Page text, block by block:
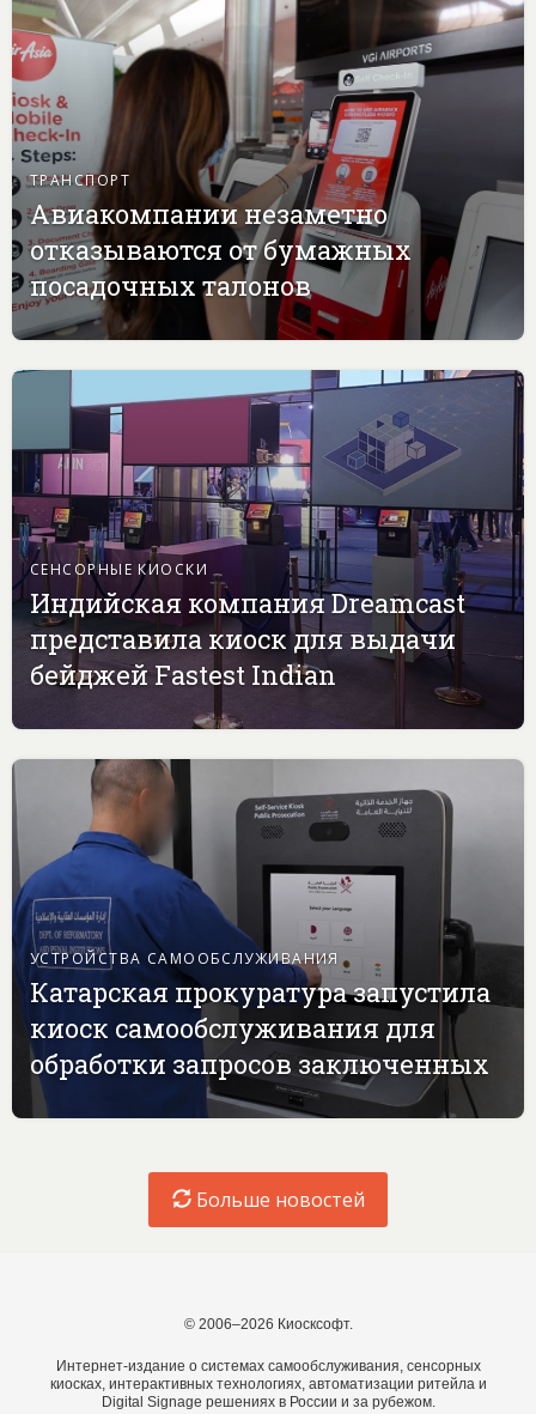
ТРАНСПОРТ
Авиакомпании незаметно
отказываются от бумажных
посадочных талонов
СЕНСОРНЫЕ КИОСКИ
Индийская компания Dreamcast
представила киоск для выдачи
бейджей Fastest Indian
УСТРОЙСТВА САМООБСЛУЖИВАНИЯ
Катарская прокуратура запустила
киоск самообслуживания для
обработки запросов заключенных
Больше новостей
© 2006–2026 Киосксофт.
Интернет-издание о системах самообслуживания, сенсорных
киосках, интерактивных технологиях, автоматизации ритейла и
Digital Signage решениях в России и за рубежом.